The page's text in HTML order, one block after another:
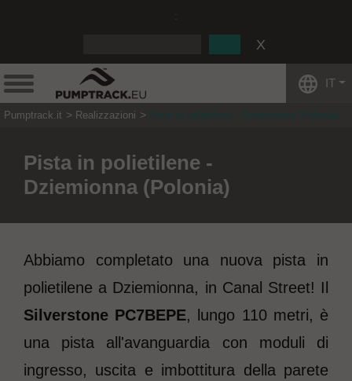
IT
Pumptrack.it Realizzazioni Pista in polietilene - Dziemionna (Polonia)
Pista in polietilene -
Dziemionna (Polonia)
Abbiamo completato una nuova pista in
polietilene a Dziemionna, in Canal Street! Il
Silverstone PC7BEPE, lungo 110 metri, è
una pista all'avanguardia con moduli di
ingresso, uscita e imbottitura della parete